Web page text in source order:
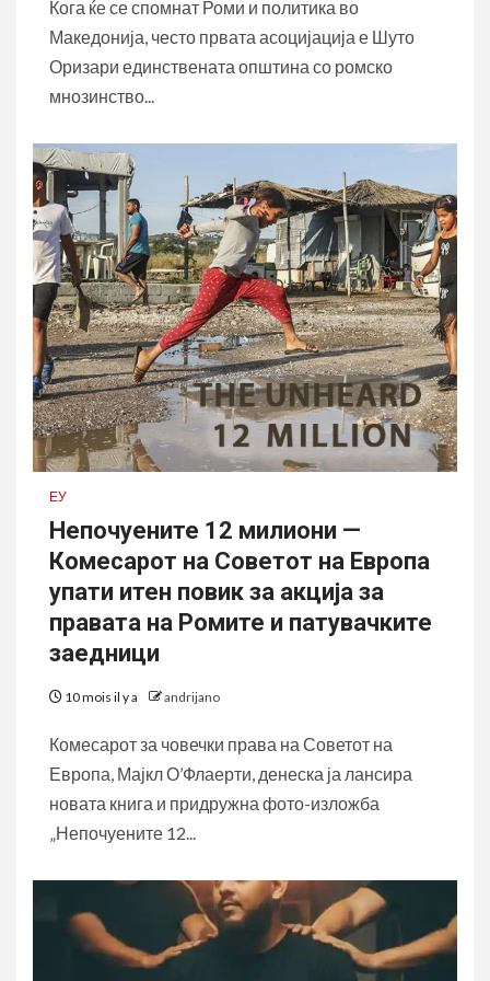
момче во Скопје
започна иницијативата AMARI
ČHIB со поддршка од
Microsoft
Кога ќе се спомнат Роми и политика во
Македонија, често првата асоцијација е Шуто
Оризари единствената општина со ромско
мнозинство...
ЕУ
Непочуените 12 милиони —
Комесарот на Советот на Европа
упати итен повик за акција за
правата на Ромите и патувачките
заедници
10 mois il y a andrijano
Комесарот за човечки права на Советот на
Европа, Мајкл О’Флаерти, денеска ја лансира
новата книга и придружна фото-изложба
„Непочуените 12...